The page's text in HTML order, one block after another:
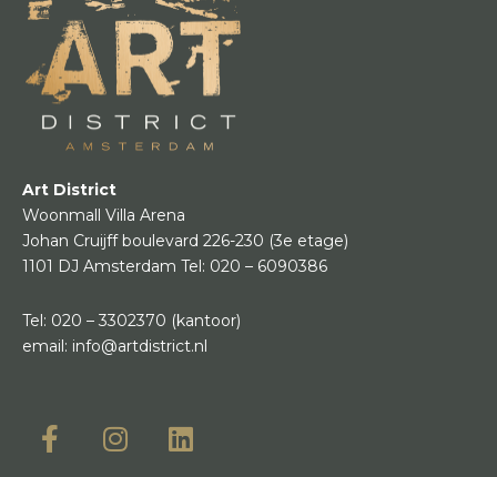
Art District
Woonmall Villa Arena
Johan Cruijff boulevard 226-230 (3e etage)
1101 DJ Amsterdam Tel: 020 – 6090386
Tel: 020 – 3302370 (kantoor)
email: info@artdistrict.nl